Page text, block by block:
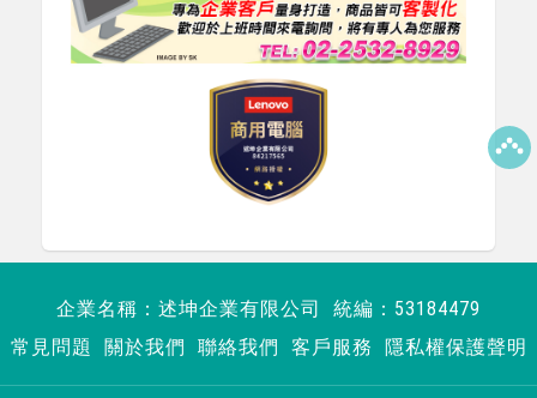
企業名稱：述坤企業有限公司 統編：53184479
常見問題
關於我們 聯絡我們 客戶服務 隱私權保護聲明